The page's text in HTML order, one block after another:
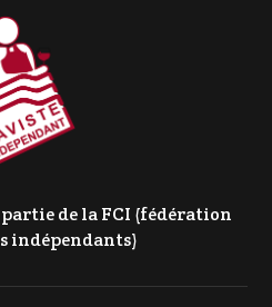
de la FCI (fédération
indépendants)